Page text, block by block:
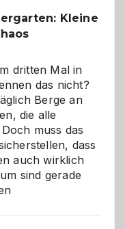
Kleine
dritten Mal in
das nicht?
Berge an
die alle
muss das
dass
auch wirklich
sind gerade